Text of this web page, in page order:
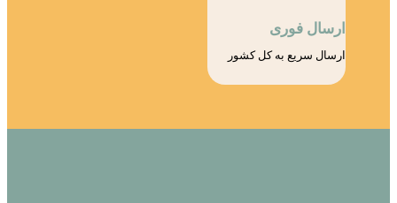
ارسال فوری
ارسال سریع به کل کشور